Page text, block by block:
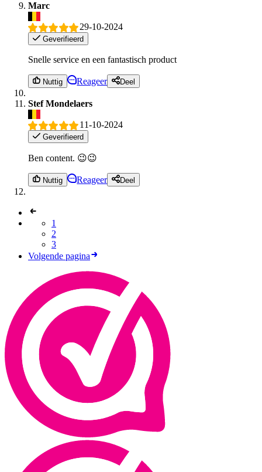
Marc
29-10-2024
Geverifieerd
Snelle service en een fantastisch product
Nuttig Reageer Deel
Stef Mondelaers
11-10-2024
Geverifieerd
Ben content. 😉😉
Nuttig Reageer Deel
1
2
3
Volgende pagina